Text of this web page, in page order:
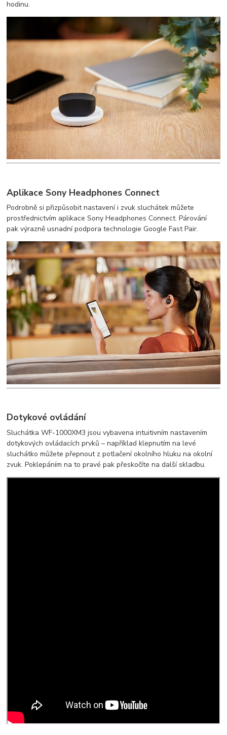
hodinu.
Aplikace Sony Headphones Connect
Podrobně si přizpůsobit nastavení i zvuk sluchátek můžete
prostřednictvím aplikace Sony Headphones Connect. Párování
pak výrazně usnadní podpora technologie Google Fast Pair.
Dotykové ovládání
Sluchátka WF-1000XM3 jsou vybavena intuitivním nastavením
dotykových ovládacích prvků – například klepnutím na levé
sluchátko můžete přepnout z potlačení okolního hluku na okolní
zvuk. Poklepáním na to pravé pak přeskočíte na další skladbu.